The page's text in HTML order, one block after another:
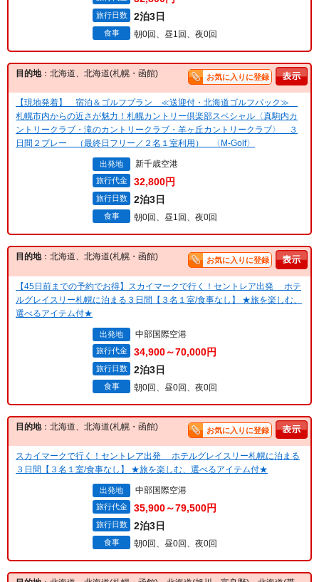
旅行日数 2泊3日
食事 朝0回、昼1回、夜0回
目的地：北海道、北海道(札幌・函館) お気に入りに登録
【現地発着】 宿泊＆ゴルフプラン ≪送迎付・北海道ゴルフパック≫
札幌市内からの近さが魅力！札幌カントリー倶楽部スペシャル〈真駒内カ
ントリークラブ・滝のカントリークラブ・羊ヶ丘カントリークラブ〉 ３
日間２プレー （最終日フリー／２名１室利用） 〈M-Golf〉
出発地 新千歳空港
旅行代金 32,800円
旅行日数 2泊3日
食事 朝0回、昼1回、夜0回
目的地：北海道、北海道(札幌・函館) お気に入りに登録
【45日前までの予約でお得】スカイマークで行く！セントレア出発 ホテ
ルグレイスリー札幌に泊まる３日間【３名１室/食事なし】 ★旅を楽しむ、
選べるアイテム付★
出発地 中部国際空港
旅行代金 34,900～70,000円
旅行日数 2泊3日
食事 朝0回、昼0回、夜0回
目的地：北海道、北海道(札幌・函館) お気に入りに登録
スカイマークで行く！セントレア出発 ホテルグレイスリー札幌に泊まる
３日間【３名１室/食事なし】 ★旅を楽しむ、選べるアイテム付★
出発地 中部国際空港
旅行代金 35,900～79,500円
旅行日数 2泊3日
食事 朝0回、昼0回、夜0回